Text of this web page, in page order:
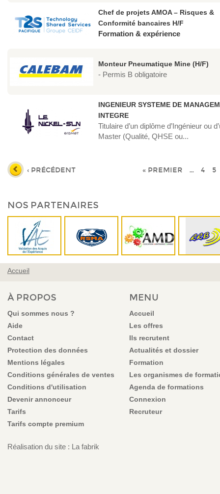
Chef de projets AMOA – Risques &
Conformité bancaires H/F
Formation & expérience
Monteur Pneumatique Mine (H/F)
- Permis B obligatoire
INGENIEUR SYSTEME DE
INTEGRE
Titulaire d’un diplôme d’Ingénieur ou
Master (Qualité, QHSE ou...
PAGES
« PREMIER
‹ PRÉCÉDENT … 4 5
NOS PARTENAIRES
VOUS ÊTES ICI
Accueil
À PROPOS
Qui sommes nous ?
Aide
Contact
Protection des données
Mentions légales
Conditions générales de ventes
Conditions d'utilisation
Devenir annonceur
Tarifs
Tarifs compte premium
MENU
Accueil
Les offres
Ils recrutent
Actualités et dossier
Formation
Les organismes de
Agenda de formations
Connexion
Recruteur
Réalisation du site : La fabrik